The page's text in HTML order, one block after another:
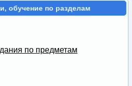
обучение по разделам
по предметам